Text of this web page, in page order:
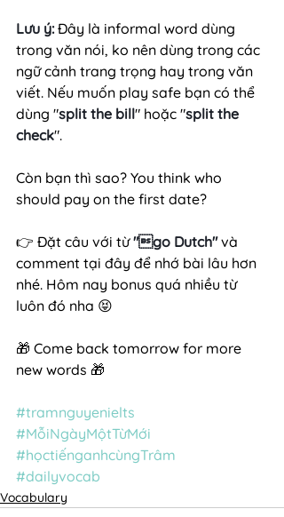
Lưu ý: Đây là informal word dùng
trong văn nói, ko nên dùng trong các
ngữ cảnh trang trọng hay trong văn
viết. Nếu muốn play safe bạn có thể
dùng "split the bill" hoặc "split the
check".
Còn bạn thì sao? You think who
should pay on the first date?
👉 Đặt câu với từ "go Dutch" và
comment tại đây để nhớ bài lâu hơn
nhé. Hôm nay bonus quá nhiều từ
luôn đó nha 😝
🎁 Come back tomorrow for more
new words 🎁
#tramnguyenielts
#MỗiNgàyMộtTừMới
#họctiếnganhcùngTrâm
#dailyvocab
Vocabulary